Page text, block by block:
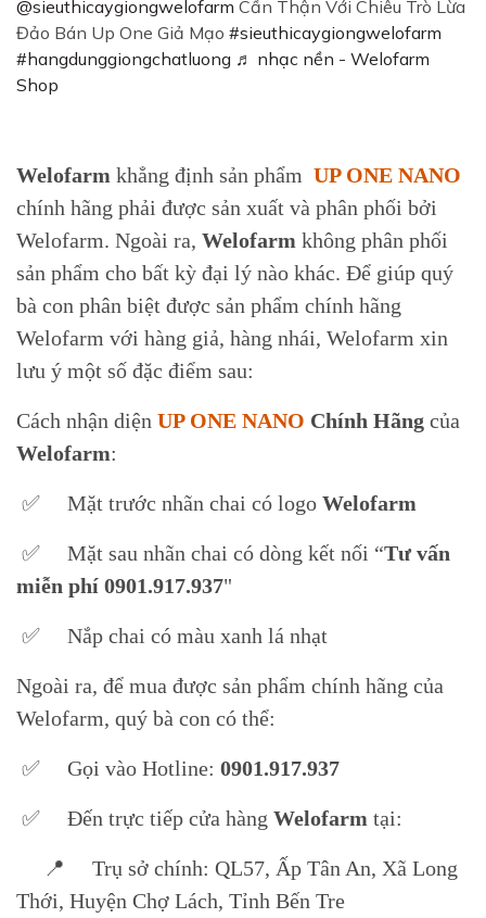
@sieuthicaygiongwelofarm Cần Thận Với Chiêu Trò Lừa
Đảo Bán Up One Giả Mạo #sieuthicaygiongwelofarm
#hangdunggiongchatluong ♬ nhạc nền - Welofarm
Shop
Welofarm khẳng định sản phẩm UP ONE NANO
chính hãng phải được sản xuất và phân phối bởi
Welofarm. Ngoài ra, Welofarm không phân phối
sản phẩm cho bất kỳ đại lý nào khác. Để giúp quý
bà con phân biệt được sản phẩm chính hãng
Welofarm với hàng giả, hàng nhái, Welofarm xin
lưu ý một số đặc điểm sau:
Cách nhận diện UP ONE NANO Chính Hãng của
Welofarm:
✅ Mặt trước nhãn chai có logo Welofarm
✅ Mặt sau nhãn chai có dòng kết nối “Tư vấn
miễn phí 0901.917.937"
✅ Nắp chai có màu xanh lá nhạt
Ngoài ra, để mua được sản phẩm chính hãng của
Welofarm, quý bà con có thể:
✅ Gọi vào Hotline: 0901.917.937
✅ Đến trực tiếp cửa hàng Welofarm tại:
📍 Trụ sở chính: QL57, Ấp Tân An, Xã Long
Thới, Huyện Chợ Lách, Tỉnh Bến Tre